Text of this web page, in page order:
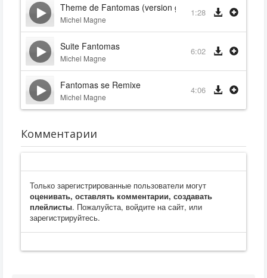
Theme de Fantomas (version grandes orgues)
Michel Magne
1:28
Suite Fantomas
Michel Magne
6:02
Fantomas se Remixe
Michel Magne
4:06
Комментарии
Только зарегистрированные пользователи могут
оценивать, оставлять комментарии, создавать
плейлисты. Пожалуйста, войдите на сайт, или
зарегистрируйтесь.